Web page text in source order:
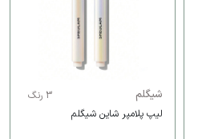
شیگلم
3 رنگ
لیپ پلامپر شاین شیگلم